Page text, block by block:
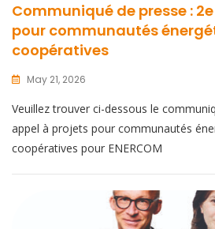
Communiqué de presse :
pour communautés
coopératives
May 21, 2026
Veuillez trouver ci-dessous le
appel à projets pour communautés
coopératives pour ENERCOM